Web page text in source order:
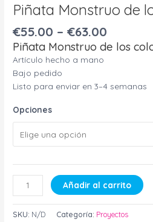
Piñata Monstruo de
€55.00 –€63.00
Piñata Monstruo de los
Artículo hecho a mano
Bajo pedido
Listo para enviar en 3–4 semanas
Opciones
Añadir al carrito
SKU: N/D Categoría: Proyectos